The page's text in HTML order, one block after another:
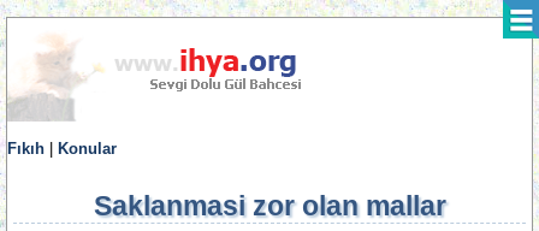
Fıkıh Konular
Saklanmasi zor olan mallar